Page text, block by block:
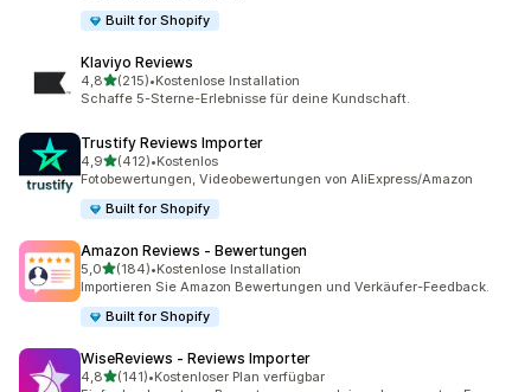
Built for Shopify
Klaviyo Reviews
4,8von 5 Sternen
(215)
215 Rezensionen insgesamt
•Kostenlose Installation
Schaffe 5-Sterne-Erlebnisse für deine Kundschaft.
Trustify Reviews Importer
4,9von 5 Sternen
(412)
412 Rezensionen insgesamt
•Kostenlos
Fotobewertungen, Videobewertungen von AliExpress/Amazon
Built for Shopify
Amazon Reviews ‑ Bewertungen
5,0von 5 Sternen
(184)
184 Rezensionen insgesamt
•Kostenlose Installation
Importieren Sie Amazon Bewertungen und Verkäufer-Feedback.
Built for Shopify
WiseReviews ‑ Reviews Importer
4,8von 5 Sternen
(141)
141 Rezensionen insgesamt
•Kostenloser Plan verfügbar